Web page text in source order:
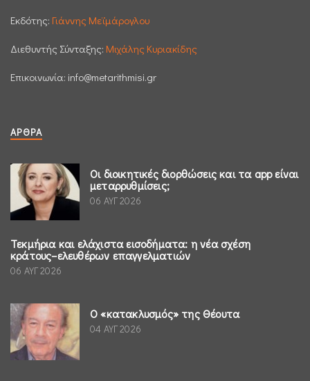
Εκδότης: Γιάννης Μεϊμάρογλου
Διεθυντής Σύνταξης: Μιχάλης Κυριακίδης
Επικοινωνία: info@metarithmisi.gr
ΆΡΘΡΑ
Οι διοικητικές διορθώσεις και τα app είναι
μεταρρυθμίσεις;
06 ΑΥΓ 2026
Τεκμήρια και ελάχιστα εισοδήματα: η νέα σχέση
κράτους–ελευθέρων επαγγελματιών
06 ΑΥΓ 2026
Ο «κατακλυσμός» της Θέουτα
04 ΑΥΓ 2026